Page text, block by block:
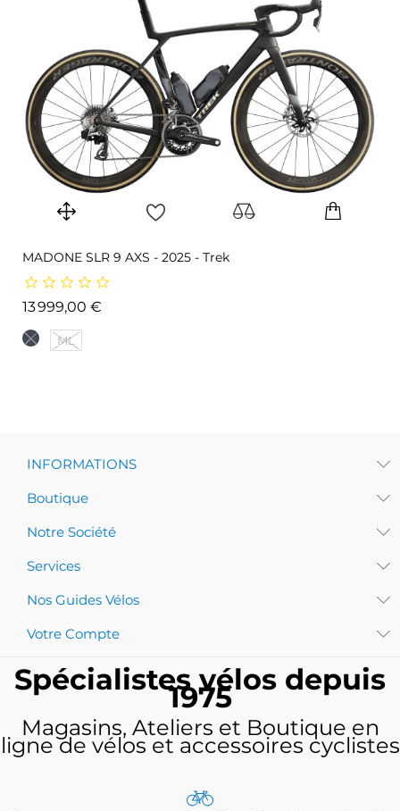
MADONE SLR 9 AXS - 2025 - Trek
13 999,00 €
ML
INFORMATIONS
Boutique
Notre Société
Services
Nos Guides Vélos
Votre Compte
Spécialistes vélos depuis
1975
Magasins, Ateliers et Boutique en
ligne de vélos et accessoires cyclistes